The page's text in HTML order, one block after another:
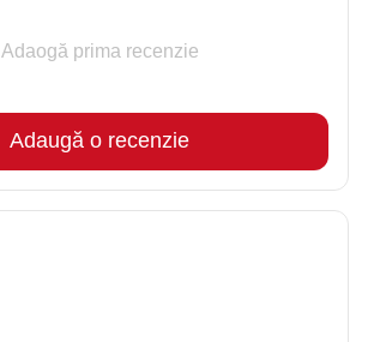
Adaogă prima recenzie
Adaugă o recenzie